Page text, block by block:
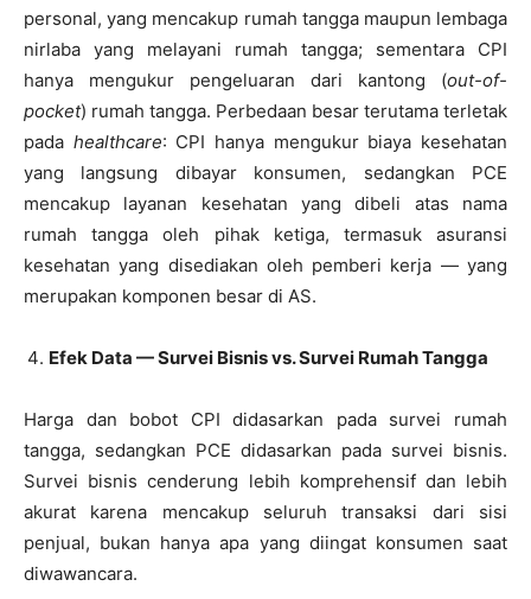
personal, yang mencakup rumah tangga maupun lembaga
nirlaba yang melayani rumah tangga; sementara CPI
hanya mengukur pengeluaran dari kantong (out-of-
pocket) rumah tangga. Perbedaan besar terutama terletak
pada healthcare: CPI hanya mengukur biaya kesehatan
yang langsung dibayar konsumen, sedangkan PCE
mencakup layanan kesehatan yang dibeli atas nama
rumah tangga oleh pihak ketiga, termasuk asuransi
kesehatan yang disediakan oleh pemberi kerja — yang
merupakan komponen besar di AS.
Efek Data — Survei Bisnis vs. Survei Rumah Tangga
Harga dan bobot CPI didasarkan pada survei rumah
tangga, sedangkan PCE didasarkan pada survei bisnis.
Survei bisnis cenderung lebih komprehensif dan lebih
akurat karena mencakup seluruh transaksi dari sisi
penjual, bukan hanya apa yang diingat konsumen saat
diwawancara.